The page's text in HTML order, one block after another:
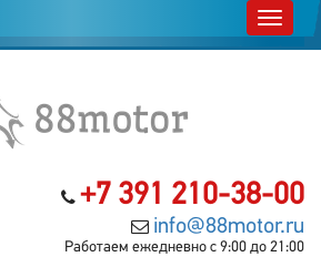
+7 391 210-38-00
info@88motor.ru
Работаем ежедневно с 9:00 до 21:00